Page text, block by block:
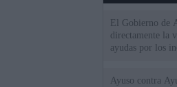
El Gobierno de
directamente la
ayudas por los
Ayuso contra